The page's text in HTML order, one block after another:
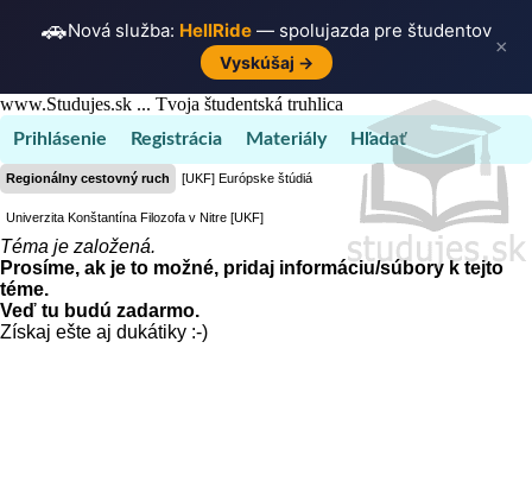
🚗Nová služba: HellRide— spolujazda pre študentov
Vyskúšaj →
×
www.Studujes.sk ... Tvoja študentská truhlica
Prihlásenie Registrácia Materiály Hľadať
Regionálny cestovný ruch [UKF] Európske štúdiá
Univerzita Konštantína Filozofa v Nitre [UKF]
Téma je založená.
Prosíme, ak je to možné, pridaj informáciu/súbory k tejto
téme.
Veď tu budú zadarmo.
Získaj ešte aj dukátiky :-)